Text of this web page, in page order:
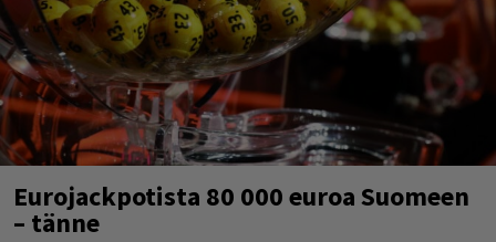
Eurojackpotista 80 000 euroa Suomeen
– tänne